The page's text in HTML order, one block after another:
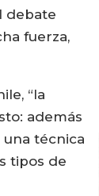
debate
fuerza,
“la
además
técnica
tipos de